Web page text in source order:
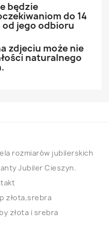
będzie
do 14
jego odbioru
zdjeciu może nie
naturalnego
rozmiarów jubilerskich
Jubiler Cieszyn.
złota,srebra
złota i srebra